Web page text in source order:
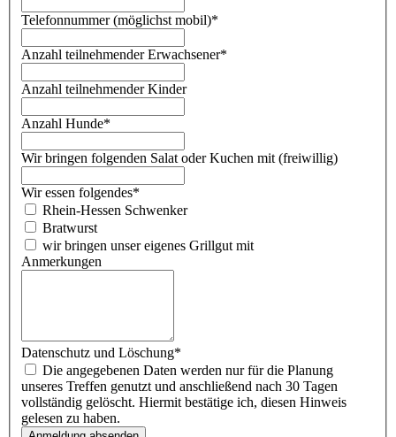
Telefonnummer (möglichst mobil)*
Anzahl teilnehmender Erwachsener*
Anzahl teilnehmender Kinder
Anzahl Hunde*
Wir bringen folgenden Salat oder Kuchen mit (freiwillig)
Wir essen folgendes*
Rhein-Hessen Schwenker
Bratwurst
wir bringen unser eigenes Grillgut mit
Anmerkungen
Datenschutz und Löschung*
unseres Treffen genutzt und anschließend nach 30 Tagen
vollständig gelöscht. Hiermit bestätige ich, diesen Hinweis
gelesen zu haben.